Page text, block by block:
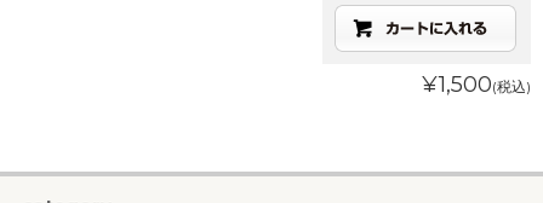
¥1,500(税込)